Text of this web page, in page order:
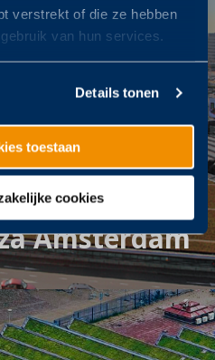
verstrekt of die ze hebben
van hun services.
Details tonen
toestaan
cookies
Amsterdam